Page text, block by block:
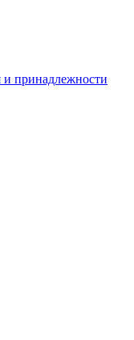
принадлежности